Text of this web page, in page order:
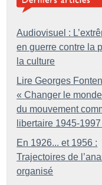
Audiovisuel :
en guerre contre la
la culture
Lire Georges
« Changer le
du mouvement
libertaire 1945-1997
En 1926... et 1956 :
Trajectoires de
organisé